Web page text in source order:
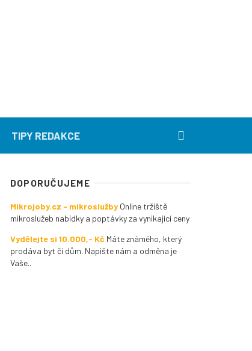
TIPY REDAKCE
DOPORUČUJEME
Mikrojoby.cz - mikroslužby Online tržiště
mikroslužeb nabídky a poptávky za vynikající ceny
Vydělejte si 10.000,- Kč Máte známého, který
prodáva byt či dům. Napište nám a odměna je
Vaše..